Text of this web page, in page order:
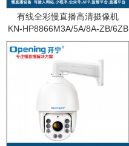
有线全彩慢直播高清摄像机
KN-HP8866M3A/5A/8A-ZB/6ZB